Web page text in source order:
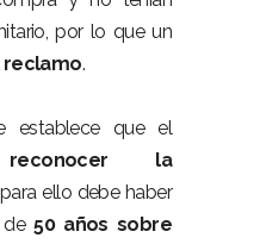
por lo que un
.
establece que el
reconocer la
ello debe haber
de50 años sobre